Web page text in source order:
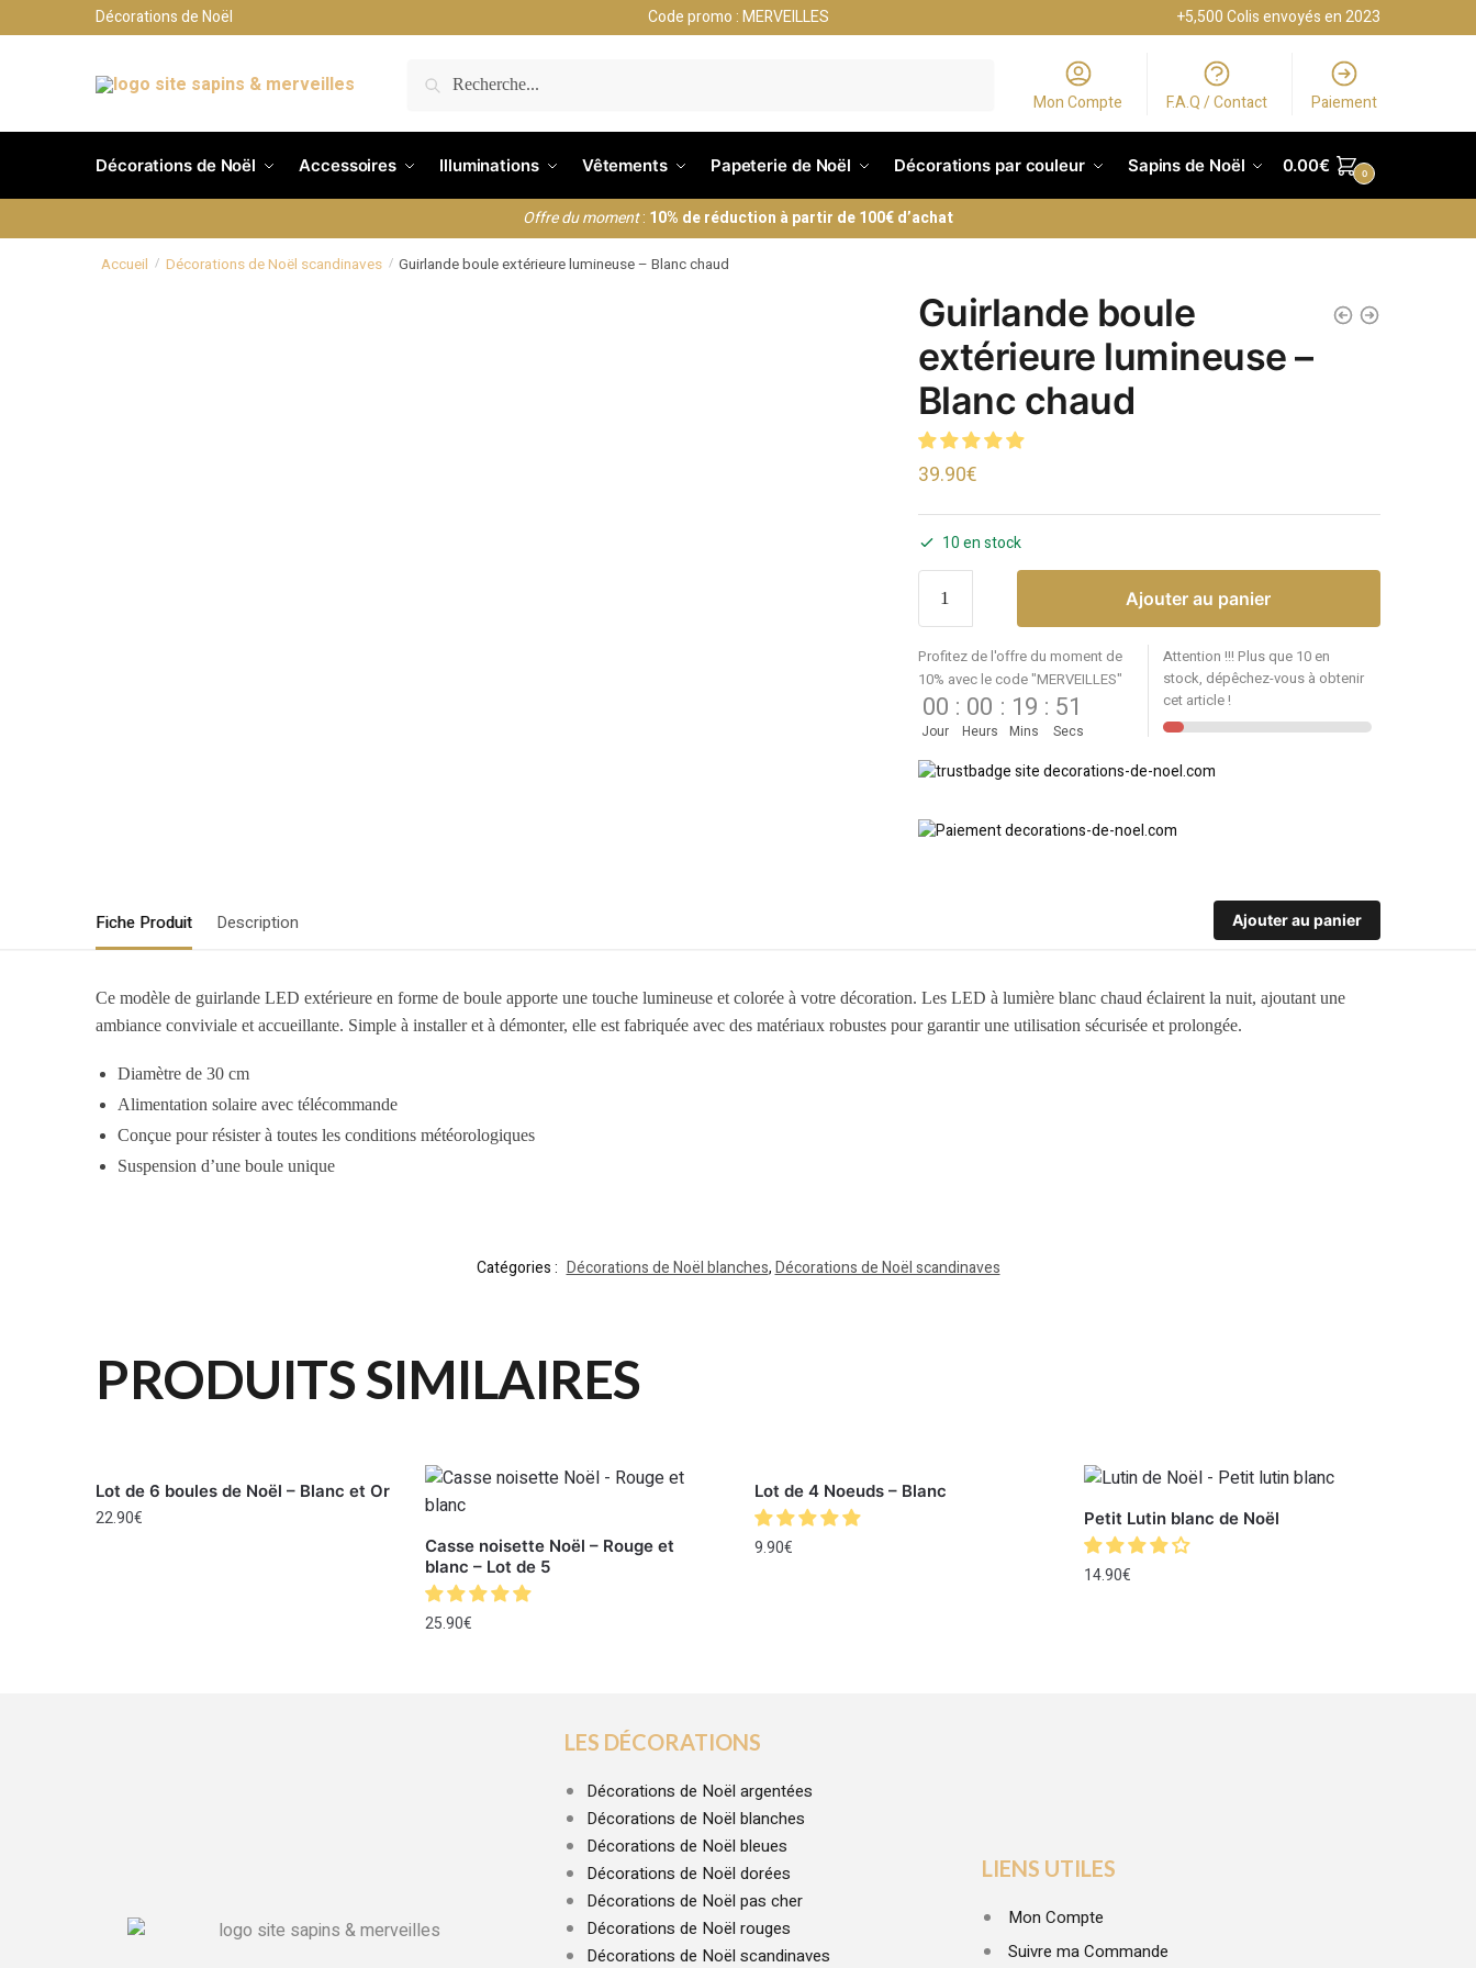
Décorations de Noël Code promo : MERVEILLES +5,500 Colis envoyés en 2023
RECHERCHE
Mon Compte F.A.Q / Contact Paiement
Décorations de Noël Accessoires Illuminations Vêtements Papeterie de Noël Décorations par couleur Sapins de Noël 0.00€ 0
Offre du moment: 10% de réduction à partir de 100€ d’achat
Accueil / Décorations de Noël scandinaves / Guirlande boule extérieure lumineuse – Blanc chaud
Guirlande boule
extérieure lumineuse –
Blanc chaud
39.90€
10 en stock
Ajouter au panier
Profitez de l'offre du moment de
10% avec le code "MERVEILLES"
00
Jour
: 00
Heurs
: 19
Mins
: 51
Secs
Attention !!! Plus que 10 en
stock, dépêchez-vous à obtenir
cet article !
Fiche Produit Description Ajouter au panier
Ce modèle de guirlande LED extérieure en forme de boule apporte une touche lumineuse et colorée à votre décoration. Les LED à lumière blanc chaud éclairent la nuit, ajoutant une
ambiance conviviale et accueillante. Simple à installer et à démonter, elle est fabriquée avec des matériaux robustes pour garantir une utilisation sécurisée et prolongée.
Diamètre de 30 cm
Alimentation solaire avec télécommande
Conçue pour résister à toutes les conditions météorologiques
Suspension d’une boule unique
Catégories : Décorations de Noël blanches,Décorations de Noël scandinaves
PRODUITS SIMILAIRES
Lot de 6 boules de Noël – Blanc et Or
22.90€
Casse noisette Noël – Rouge et
blanc – Lot de 5
25.90€
Lot de 4 Noeuds – Blanc
9.90€
Petit Lutin blanc de Noël
14.90€
LES DÉCORATIONS
Décorations de Noël argentées
Décorations de Noël blanches
Décorations de Noël bleues
Décorations de Noël dorées
Décorations de Noël pas cher
Décorations de Noël rouges
Décorations de Noël scandinaves
LIENS UTILES
Mon Compte
Suivre ma Commande